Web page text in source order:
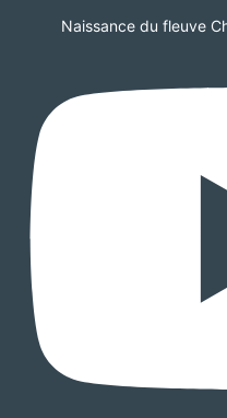
Naissance du fleuve